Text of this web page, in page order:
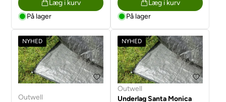
Læg i kurv
På lager
Læg i kurv
På lager
NYHED
Outwell
NYHED
Outwell
Underlag Santa Monica